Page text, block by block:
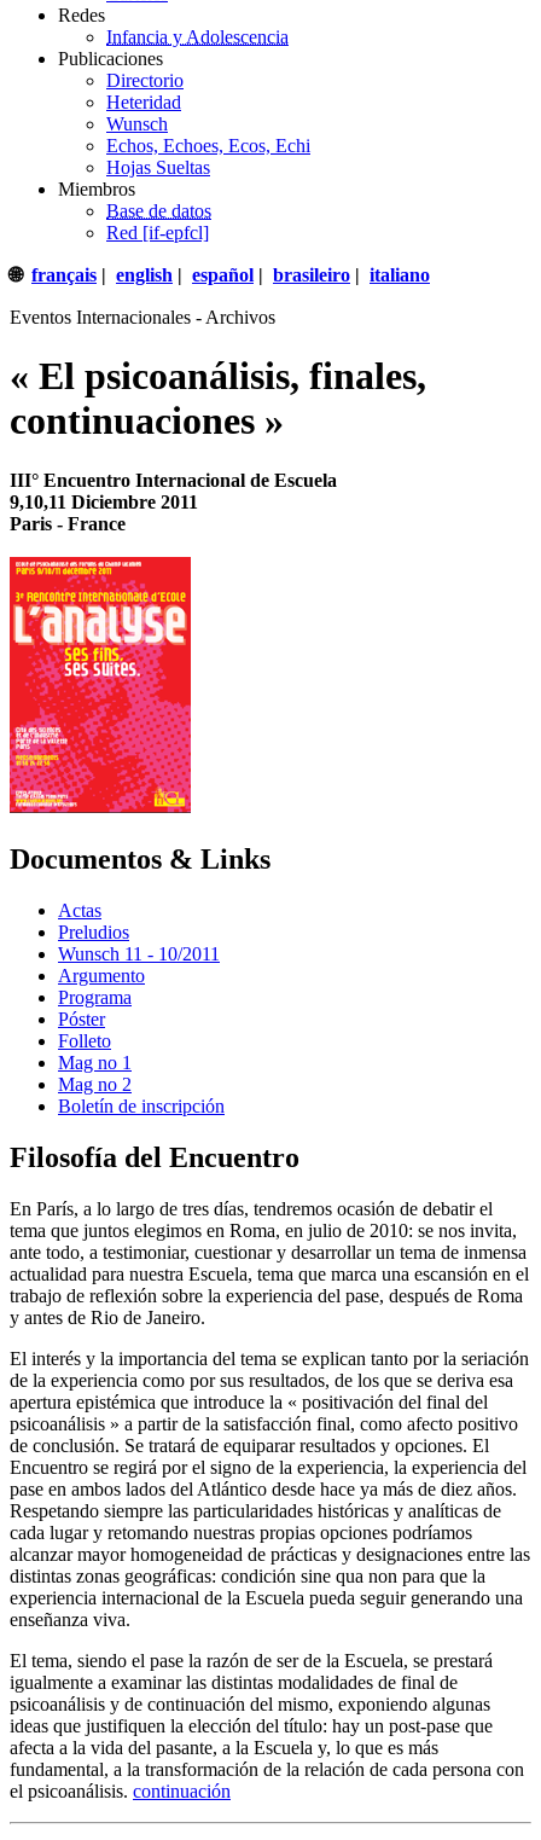
Redes
Infancia y Adolescencia
Publicaciones
Directorio
Heteridad
Wunsch
Echos, Echoes, Ecos, Echi
Hojas Sueltas
Miembros
Base de datos
Red [if-epfcl]
🌐 français | english | español | brasileiro | italiano
Eventos Internacionales - Archivos
« El psicoanálisis, finales,
continuaciones »
III° Encuentro Internacional de Escuela
9,10,11 Diciembre 2011
Paris - France
Documentos & Links
Actas
Preludios
Wunsch 11 - 10/2011
Argumento
Programa
Póster
Folleto
Mag no 1
Mag no 2
Boletín de inscripción
Filosofía del Encuentro
En París, a lo largo de tres días, tendremos ocasión de debatir el
tema que juntos elegimos en Roma, en julio de 2010: se nos invita,
ante todo, a testimoniar, cuestionar y desarrollar un tema de inmensa
actualidad para nuestra Escuela, tema que marca una escansión en el
trabajo de reflexión sobre la experiencia del pase, después de Roma
y antes de Rio de Janeiro.
El interés y la importancia del tema se explican tanto por la seriación
de la experiencia como por sus resultados, de los que se deriva esa
apertura epistémica que introduce la « positivación del final del
psicoanálisis » a partir de la satisfacción final, como afecto positivo
de conclusión. Se tratará de equiparar resultados y opciones. El
Encuentro se regirá por el signo de la experiencia, la experiencia del
pase en ambos lados del Atlántico desde hace ya más de diez años.
Respetando siempre las particularidades históricas y analíticas de
cada lugar y retomando nuestras propias opciones podríamos
alcanzar mayor homogeneidad de prácticas y designaciones entre las
distintas zonas geográficas: condición sine qua non para que la
experiencia internacional de la Escuela pueda seguir generando una
enseñanza viva.
El tema, siendo el pase la razón de ser de la Escuela, se prestará
igualmente a examinar las distintas modalidades de final de
psicoanálisis y de continuación del mismo, exponiendo algunas
ideas que justifiquen la elección del título: hay un post-pase que
afecta a la vida del pasante, a la Escuela y, lo que es más
fundamental, a la transformación de la relación de cada persona con
el psicoanálisis. continuación